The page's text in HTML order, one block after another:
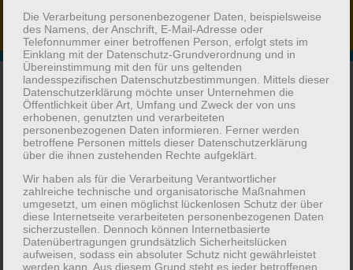
Wir sind für Sie und ihre
Kinder da
Für eine qualifizierte und an den Bedürfnissen aller
Kinder orientierte Bildung, Betreuung und
Erziehung arbeiten in der Einrichtung Fachkräfte
unterschiedlicher Berufsgruppen.
Die Verarbeitung personenbezogener Daten, beispielsweise
des Namens, der Anschrift, E-Mail-Adresse oder
Telefonnummer einer betroffenen Person, erfolgt stets im
Einklang mit der Datenschutz-Grundverordnung und in
Übereinstimmung mit den für uns geltenden
landesspezifischen Datenschutzbestimmungen. Mittels dieser
Datenschutzerklärung möchte unser Unternehmen die
Öffentlichkeit über Art, Umfang und Zweck der von uns
erhobenen, genutzten und verarbeiteten
personenbezogenen Daten informieren. Ferner werden
betroffene Personen mittels dieser Datenschutzerklärung
über die ihnen zustehenden Rechte aufgeklärt.
Wir haben als für die Verarbeitung Verantwortlicher
zahlreiche technische und organisatorische Maßnahmen
umgesetzt, um einen möglichst lückenlosen Schutz der über
diese Internetseite verarbeiteten personenbezogenen Daten
sicherzustellen. Dennoch können Internetbasierte
Datenübertragungen grundsätzlich Sicherheitslücken
aufweisen, sodass ein absoluter Schutz nicht gewährleistet
werden kann. Aus diesem Grund steht es jeder betroffenen